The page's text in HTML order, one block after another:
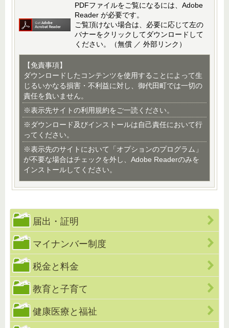
PDFファイルをご覧になるには、Adobe
Reader が必要です。
ご覧頂けない場合は、必要に応じて左の
バナーをクリックしてダウンロードして
ください。（無償 ／ 外部リンク）
【免責事項】
ダウンロードしたコンテンツを使用することによって生
じるいかなる損害・不利益に対し、御代田町では一切の
責任を負いません。
※表示先サイトの利用規約をご一読ください。
※ダウンロード及びインストールは自己責任において行
ってください。
※表示先のサイトにおいて「オプションのプログラム」
が不要な場合はチェックを外し、Adobe Readerのみを
インストールしてください。
届出・証明
マイナンバー制度
税金と料金
教育と子育て
健康医療と福祉